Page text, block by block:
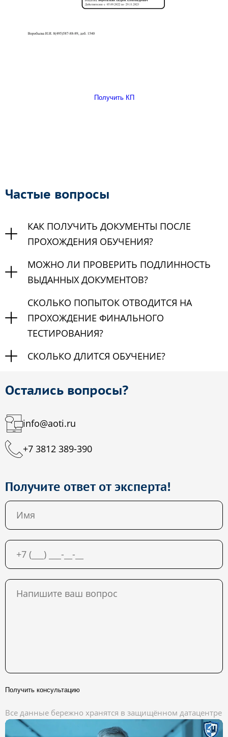
Получить КП
Частые вопросы
КАК ПОЛУЧИТЬ ДОКУМЕНТЫ ПОСЛЕ
ПРОХОЖДЕНИЯ ОБУЧЕНИЯ?
МОЖНО ЛИ ПРОВЕРИТЬ ПОДЛИННОСТЬ
ВЫДАННЫХ ДОКУМЕНТОВ?
СКОЛЬКО ПОПЫТОК ОТВОДИТСЯ НА
ПРОХОЖДЕНИЕ ФИНАЛЬНОГО
ТЕСТИРОВАНИЯ?
СКОЛЬКО ДЛИТСЯ ОБУЧЕНИЕ?
Остались вопросы?
info@aoti.ru
+7 3812 389-390
Получите ответ от эксперта!
Получить консультацию
Все данные бережно хранятся в защищённом датацентре